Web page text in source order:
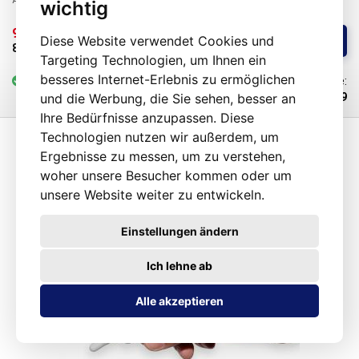
wichtig
Diese Website verwendet Cookies und
Targeting Technologien, um Ihnen ein
besseres Internet-Erlebnis zu ermöglichen
und die Werbung, die Sie sehen, besser an
Ihre Bedürfnisse anzupassen. Diese
Technologien nutzen wir außerdem, um
Ergebnisse zu messen, um zu verstehen,
woher unsere Besucher kommen oder um
unsere Website weiter zu entwickeln.
Alle akzeptieren
Ich lehne ab
Einstellungen ändern
Kunststoffoberflächen verklebt werden, und da moderne Kunststoffe
wie ABS, PE oder PP nicht effektiv geätzt werden können, ist die
Möglichkeit, sie mit allgemein verfügbaren Mitteln zu verkleben, sehr
begrenzt. Während Cyanacrylat-Klebstoffe zwar eine gute Haftung und
schnelle Aushärtung aufweisen, die Fuge aber spröde ist und sich ein
typischer weißer Belag in der Umgebung bildet, erreicht B-7000 auf
Silikonbasis eine extrem hohe Haftung auf Kunststoffoberflächen bei
dauerhaft garantierter Fugenflexibilität.
9,96 € / St.
8,30 € ohne MwSt
vorrätig mehr als 25 St.
Code:
101389